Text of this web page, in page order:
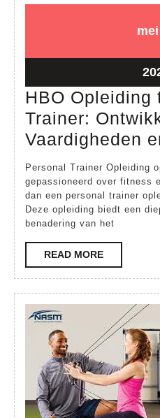
mei
HBO Opleiding
Trainer:
Vaardigheden
Personal Trainer Opleiding
gepassioneerd over fitness
dan een personal trainer
Deze opleiding biedt een
benadering van het
READ MOREREAD
MORE